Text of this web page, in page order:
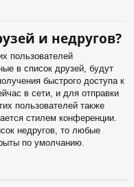
и недругов?
пользователей
в список друзей, будут
быстрого доступа к
в сети, и для отправки
пользователей также
стилем конференции.
недругов, то любые
по умолчанию.